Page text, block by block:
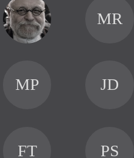
MR
MP JD
FT PS